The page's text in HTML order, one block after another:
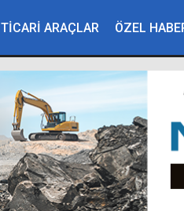
TİCARİ ARAÇLAR ÖZEL